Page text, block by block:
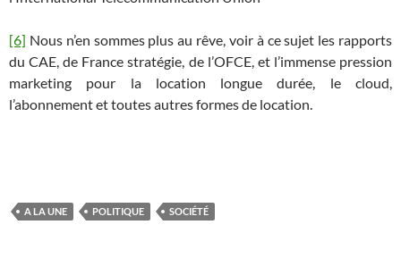
[6] Nous n’en sommes plus au rêve, voir à ce sujet les rapports
du CAE, de France stratégie, de l’OFCE, et l’immense pression
marketing pour la location longue durée, le cloud,
l’abonnement et toutes autres formes de location.
A LA UNE POLITIQUE SOCIÉTÉ